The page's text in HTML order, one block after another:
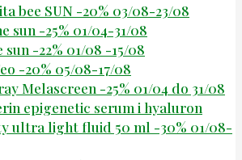
bee SUN -20% 03/08-23/08
sun -25% 01/04-31/08
sun -22% 01/08 -15/08
-20% 05/08-17/08
Melascreen -25% 01/04 do 31/08
epigenetic serum i hyaluron
ultra light fluid 50 ml -30% 01/08-